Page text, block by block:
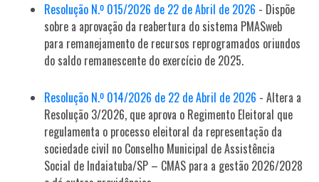
Resolução N.º 015/2026 de 22 de Abril de 2026 - Dispõe
sobre a aprovação da reabertura do sistema PMASweb
para remanejamento de recursos reprogramados oriundos
do saldo remanescente do exercício de 2025.
Resolução N.º 014/2026 de 22 de Abril de 2026 - Altera a
Resolução 3/2026, que aprova o Regimento Eleitoral que
regulamenta o processo eleitoral da representação da
sociedade civil no Conselho Municipal de Assistência
Social de Indaiatuba/SP – CMAS para a gestão 2026/2028